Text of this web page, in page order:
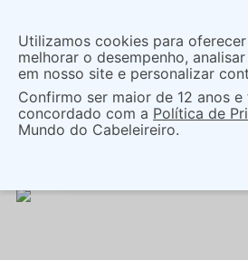
As ofertas e opções de
acordo com a região.
O que você procura?
Cabelo Marcas De Salão
CADIVEU ESSENTIALS LIMP
Utilizamos cookies para
melhorar o desempenho,
em nosso site e personalizar
Confirmo ser maior de 12 anos e
concordado com a Política de
Mundo do Cabeleireiro.